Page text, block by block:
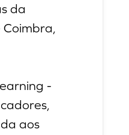
da
Coimbra,
-
aos